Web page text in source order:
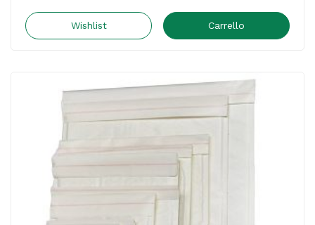
Mail
H
(27
36
cm)
-
Wishlist Carrello